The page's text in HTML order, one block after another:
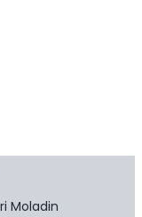
Moladin